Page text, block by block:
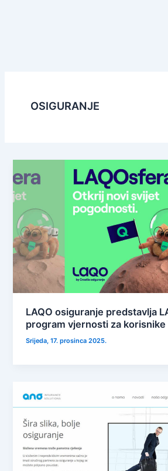
OSIGURANJE
LAQO osiguranje predstavlja
program vjernosti za korisnike
Srijeda, 17. prosinca 2025.